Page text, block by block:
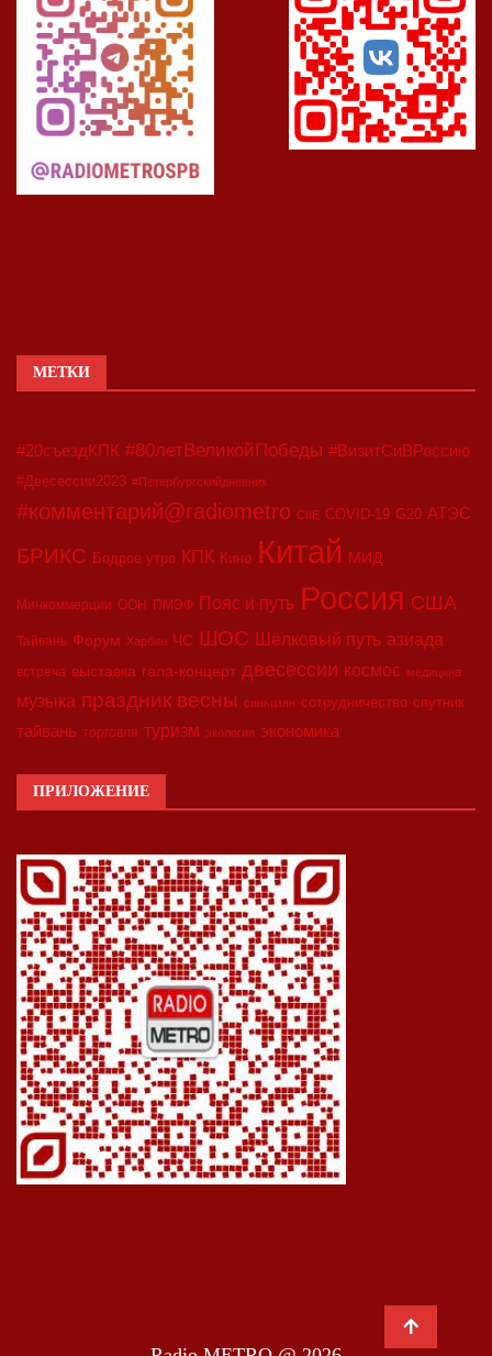
МЕТКИ
#20съездКПК #80летВеликойПобеды #ВизитСиВРоссию
#Двесессии2023 #Петербургскийдневник
#комментарий@radiometro CIIE COVID-19 G20 АТЭС
БРИКС Бодрое утро КПК Кино Китай МИД
Минкоммерции ООН ПМЭФ Пояс и путь Россия США
Тайвань Форум Харбин ЧС ШОС Шёлковый путь азиада
встреча выставка гала-концерт двесессии космос медицина
музыка праздник весны синьцзян сотрудничество спутник
тайвань торговля туризм экология экономика
ПРИЛОЖЕНИЕ